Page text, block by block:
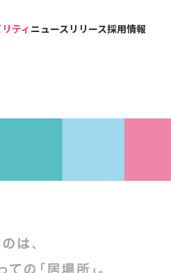
ティ ニュースリリース採用情報